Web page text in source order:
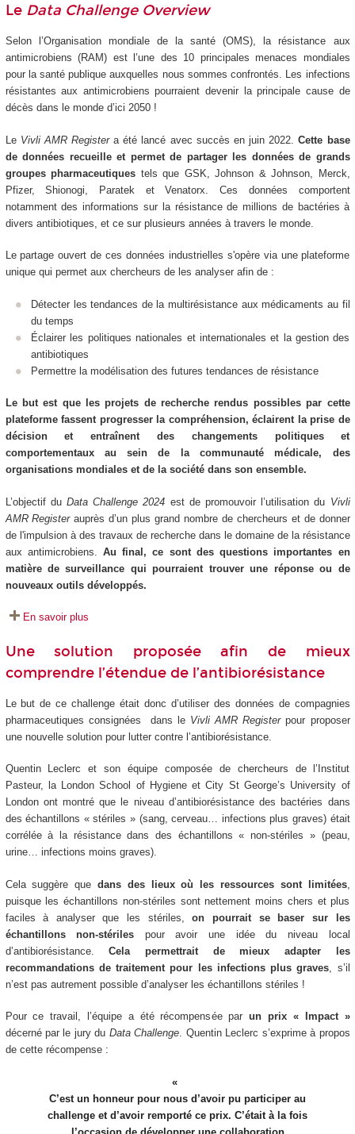
Le Data Challenge Overview
Selon l’Organisation mondiale de la santé (OMS), la résistance aux
antimicrobiens (RAM) est l’une des 10 principales menaces mondiales
pour la santé publique auxquelles nous sommes confrontés. Les infections
résistantes aux antimicrobiens pourraient devenir la principale cause de
décès dans le monde d’ici 2050 !
Le Vivli AMR Registera été lancé avec succès en juin 2022.Cette base
de données recueille et permet de partager les données de grands
groupes pharmaceutiques tels que GSK, Johnson & Johnson, Merck,
Pfizer, Shionogi, Paratek et Venatorx. Ces données comportent
notamment des informations sur la résistance de millions de bactéries à
divers antibiotiques, et ce sur plusieurs années à travers le monde.
Le partage ouvert de ces données industrielles s'opère via une plateforme
unique qui permet aux chercheurs de les analyser afin de :
Détecter les tendances de la multirésistance aux médicaments au fil
du temps
Éclairer les politiques nationales et internationales et la gestion des
antibiotiques
Permettre la modélisation des futures tendances de résistance
Le but est que les projets de recherche rendus possibles par cette
plateforme fassent progresser la compréhension, éclairent la prise de
décision et entraînent des changements politiques et
comportementaux au sein de la communauté médicale, des
organisations mondiales et de la société dans son ensemble.
L’objectif du Data Challenge 2024 est de promouvoir l’utilisation du Vivli
AMR Registerauprès d’un plus grand nombre de chercheurs et de donner
de l'impulsion à des travaux de recherche dans le domaine de la résistance
aux antimicrobiens. Au final, ce sont des questions importantes en
matière de surveillance qui pourraient trouver une réponse ou de
nouveaux outils développés.
En savoir plus
Une solution proposée afin de mieux
comprendre l’étendue de l’antibiorésistance
Le but de ce challenge était donc d’utiliser des données de compagnies
pharmaceutiques consignées dans le Vivli AMR Registerpour proposer
une nouvelle solution pour lutter contre l’antibiorésistance.
Quentin Leclerc et son équipe composée de chercheurs de l’Institut
Pasteur, la London School of Hygiene et City St George’s University of
London ont montré que le niveau d’antibiorésistance des bactéries dans
des échantillons « stériles » (sang, cerveau… infections plus graves) était
corrélée à la résistance dans des échantillons « non-stériles » (peau,
urine… infections moins graves).
Cela suggère que dans des lieux où les ressources sont limitées,
puisque les échantillons non-stériles sont nettement moins chers et plus
faciles à analyser que les stériles,on pourrait se baser sur les
échantillons non-stériles pour avoir une idée du niveau local
d’antibiorésistance.Cela permettrait de mieux adapter les
recommandations de traitement pour les infections plus graves , s’il
n’est pas autrement possible d’analyser les échantillons stériles !
Pour ce travail, l’équipe a été récompensée parun prix « Impact »
décerné par le jury du Data Challenge. Quentin Leclerc s’exprime à propos
de cette récompense :
C’est un honneur pour nous d’avoir pu participer au
challenge et d’avoir remporté ce prix. C’était à la fois